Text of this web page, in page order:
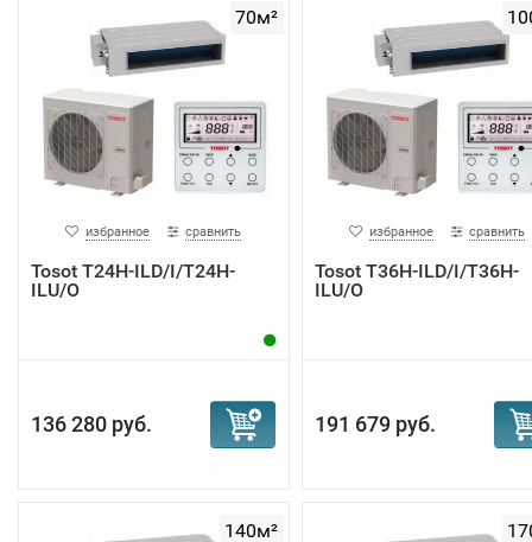
70м²
избранное сравнить
Tosot T24H-ILD/I/T24H-
ILU/O
136 280 руб.
избранное сравнить
Tosot T36H-ILD/I/T36H-
ILU/O
191 679 руб.
140м²